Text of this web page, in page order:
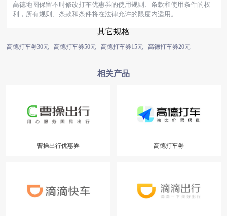
高德地图保留不时修改打车优惠券的使用规则、条款和使用条件的权
利，所有规则、条款和条件将在法律允许的限度内适用。
其它规格
高德打车劵30元 高德打车劵50元 高德打车劵15元 高德打车劵20元
相关产品
曹操出行优惠券 高德打车劵